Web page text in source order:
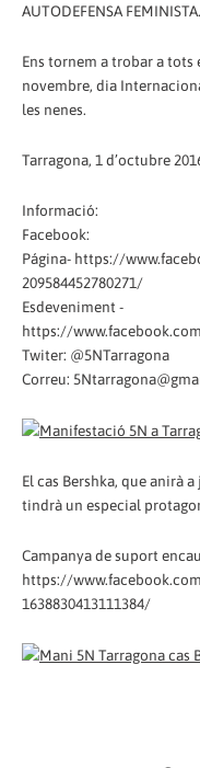
AUTODEFENSA FEMINISTA.
Ens tornem a trobar a tots
novembre, dia
les nenes.
Tarragona, 1 d’octubre
Informació:
Facebook:
Página- https://
209584452780271/
Esdeveniment -
https://
Twiter: @5NTarragona
Correu:
El cas Bershka, que anirà
tindrà un especial
Campanya de suport
https://
1638830413111384/